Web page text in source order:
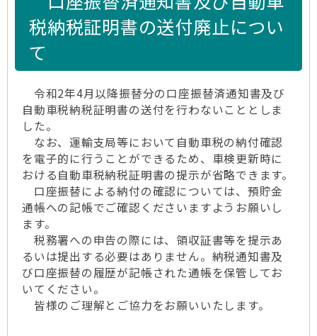
税納税証明書の送付廃止につい
て
令和2年4月以降振替分の口座振替済通知書及び
自動車税納税証明書の送付を行わないこととしま
した。
なお、運輸支局等において自動車税の納付確認
を電子的に行うことができるため、車検更新時に
おける自動車税納税証明書の提示が省略できます。
口座振替による納付の確認については、預貯金
通帳への記帳でご確認くださいますようお願いし
ます。
税務署への申告の際には、領収証書等を提示あ
るいは提出する必要はありません。納税通知書及
び口座振替の履歴が記帳された通帳を保管してお
いてください。
皆様のご理解とご協力をお願いいたします。